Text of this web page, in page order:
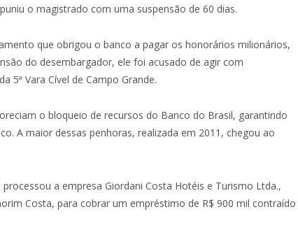
o magistrado com uma suspensão de 60 dias.
que obrigou o banco a pagar os honorários milionários,
do desembargador, ele foi acusado de agir com
5ª Vara Cível de Campo Grande.
o bloqueio de recursos do Banco do Brasil, garantindo
A maior dessas penhoras, realizada em 2011, chegou ao
a empresa Giordani Costa Hotéis e Turismo Ltda.,
Costa, para cobrar um empréstimo de R$ 900 mil contraído